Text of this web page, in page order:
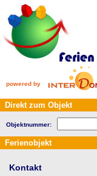
powered by
Direkt zum Objekt
Objektnummer:
Ferienobjekt
Kontakt